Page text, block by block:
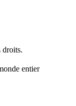
droits.
entier